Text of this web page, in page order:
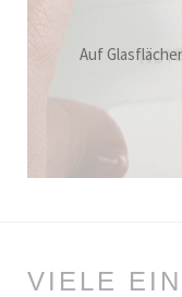
Auf
VIELE